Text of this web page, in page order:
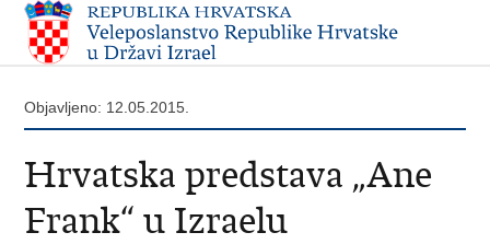
Objavljeno: 12.05.2015.
Hrvatska predstava „Ane
Frank“ u Izraelu